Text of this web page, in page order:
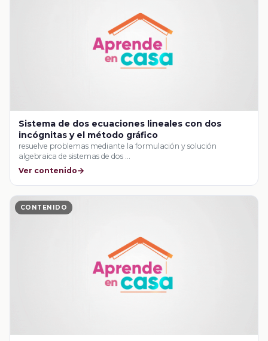
Sistema de dos ecuaciones lineales con dos
incógnitas y el método gráfico
resuelve problemas mediante la formulación y solución
algebraica de sistemas de dos …
Ver contenido
CONTENIDO